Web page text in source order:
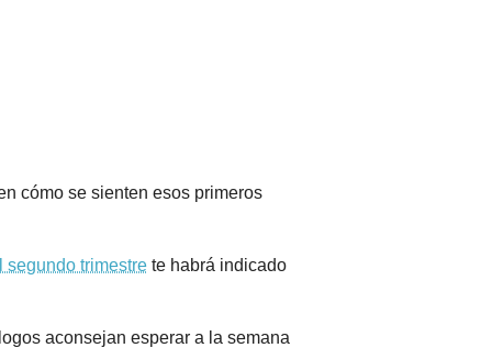
cómo se sienten esos primeros
segundo trimestre te habrá indicado
aconsejan esperar a la semana